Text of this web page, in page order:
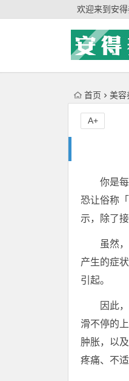
欢迎来到安得
首页 美容
A+
你是
恐让俗称「
示，除了
虽然
产生的症
引起。
因此
滑不停的
肿胀，以
疼痛、不